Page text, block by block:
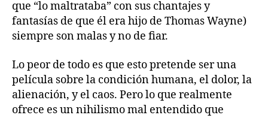
que “lo maltrataba” con sus chantajes y
fantasías de que él era hijo de Thomas Wayne)
siempre son malas y no de fiar.
Lo peor de todo es que esto pretende ser una
película sobre la condición humana, el dolor, la
alienación, y el caos. Pero lo que realmente
ofrece es un nihilismo mal entendido que